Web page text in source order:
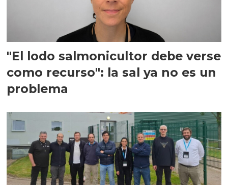
"El lodo salmonicultor debe verse
como recurso": la sal ya no es un
problema